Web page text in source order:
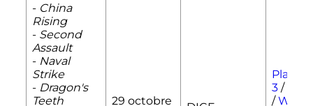
- China
Rising
- Second
Assault
- Naval
Strike
- Dragon's
Teeth
29 octobre
3/
/